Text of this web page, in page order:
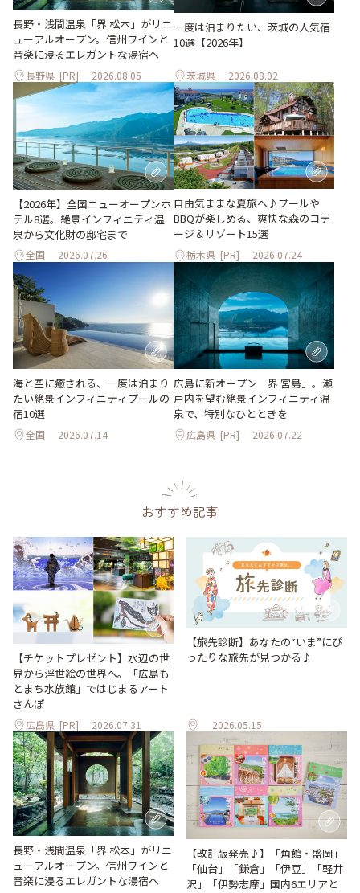
長野・浅間温泉「界 松本」がリニ
ューアルオープン。信州ワインと
音楽に浸るエレガントな湯宿へ
長野県 [PR] 2026.08.05
一度は泊まりたい、茨城の人気宿
10選【2026年】
茨城県 2026.08.02
【2026年】全国ニューオープンホ
テル8選。絶景インフィニティ温
泉から文化財の邸宅まで
全国 2026.07.26
自由気ままな夏旅へ♪プールや
BBQが楽しめる、爽快な森のコテ
ージ＆リゾート15選
栃木県 [PR] 2026.07.24
海と空に癒される、一度は泊まり
たい絶景インフィニティプールの
宿10選
全国 2026.07.14
広島に新オープン「界 宮島」。瀬
戸内を望む絶景インフィニティ温
泉で、特別なひとときを
広島県 [PR] 2026.07.22
おすすめ記事
【チケットプレゼント】水辺の世
界から浮世絵の世界へ。「広島も
とまち水族館」ではじまるアート
さんぽ
広島県 [PR] 2026.07.31
【旅先診断】あなたの“いま”にぴ
ったりな旅先が見つかる♪
2026.05.15
長野・浅間温泉「界 松本」がリニ
ューアルオープン。信州ワインと
音楽に浸るエレガントな湯宿へ
【改訂版発売♪】「角館・盛岡」
「仙台」「鎌倉」「伊豆」「軽井
沢」「伊勢志摩」国内6エリアと